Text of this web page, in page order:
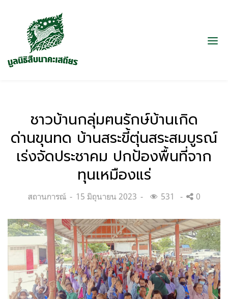
ชาวบ้านกลุ่มฅนรักษ์บ้านเกิด
ด่านขุนทด บ้านสระขี้ตุ่นสระสมบูรณ์
เร่งจัดประชาคม ปกป้องพื้นที่จาก
ทุนเหมืองแร่
Categories:
สถานการณ์
Posted
15 มิถุนายน 2023 531 0